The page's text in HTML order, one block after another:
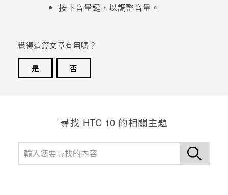
按下音量鍵，以調整音量。
覺得這篇文章有用嗎？
是
否
尋找 HTC 10 的相關主題